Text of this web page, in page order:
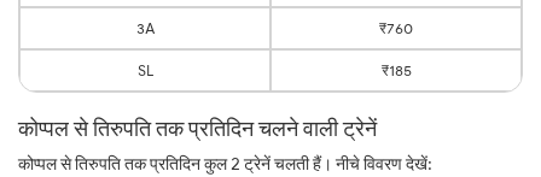
3A ₹760
SL ₹185
कोप्पल से तिरुपति तक प्रतिदिन चलने वाली ट्रेनें
कोप्पल से तिरुपति तक प्रतिदिन कुल 2 ट्रेनें चलती हैं। नीचे विवरण देखें: